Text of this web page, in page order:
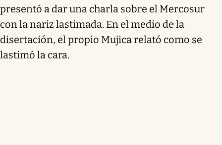
presentó a dar una charla sobre el Mercosur
con la nariz lastimada. En el medio de la
disertación, el propio Mujica relató como se
lastimó la cara.